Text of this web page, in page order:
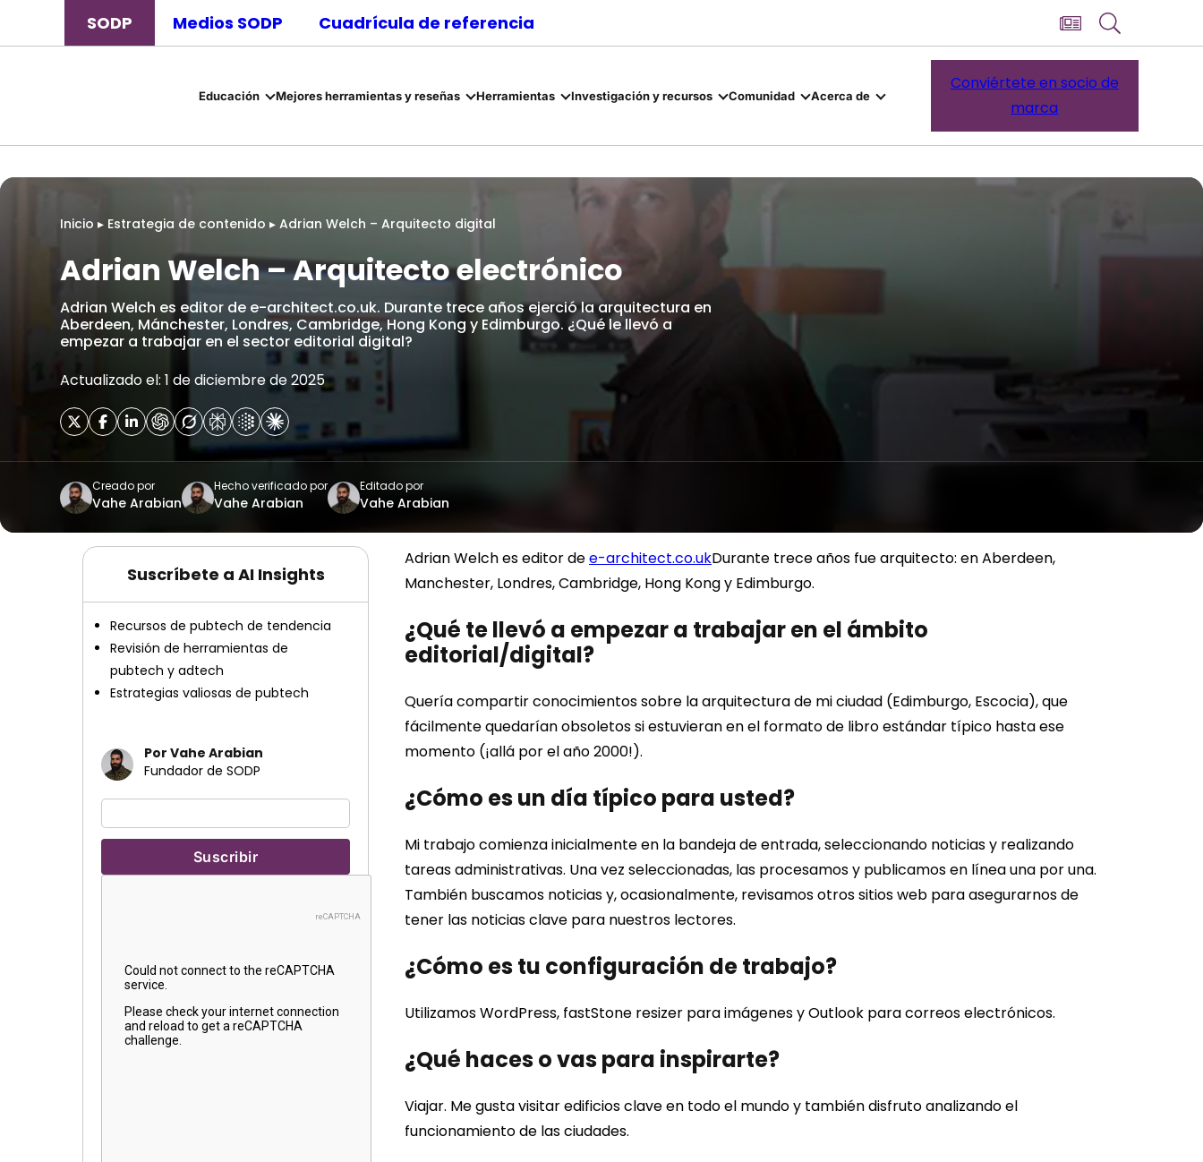
SODP Medios SODP Cuadrícula de referencia
Educación Mejores herramientas y reseñas Herramientas Investigación y recursos Comunidad Acerca de
Conviértete en socio de
marca
Inicio ▸ Estrategia de contenido ▸ Adrian Welch – Arquitecto digital
Adrian Welch – Arquitecto electrónico
Adrian Welch es editor de e-architect.co.uk. Durante trece años ejerció la arquitectura en
Aberdeen, Mánchester, Londres, Cambridge, Hong Kong y Edimburgo. ¿Qué le llevó a
empezar a trabajar en el sector editorial digital?
Actualizado el: 1 de diciembre de 2025
Creado por
Vahe Arabian
Hecho verificado por
Vahe Arabian
Editado por
Vahe Arabian
Suscríbete a AI Insights
Recursos de pubtech de tendencia
Revisión de herramientas de
pubtech y adtech
Estrategias valiosas de pubtech
Por Vahe Arabian
Fundador de SODP
Adrian Welch es editor dee-architect.co.ukDurante trece años fue arquitecto: en Aberdeen,
Manchester, Londres, Cambridge, Hong Kong y Edimburgo.
¿Qué te llevó a empezar a trabajar en el ámbito
editorial/digital?
Quería compartir conocimientos sobre la arquitectura de mi ciudad (Edimburgo, Escocia), que
fácilmente quedarían obsoletos si estuvieran en el formato de libro estándar típico hasta ese
momento (¡allá por el año 2000!).
¿Cómo es un día típico para usted?
Mi trabajo comienza inicialmente en la bandeja de entrada, seleccionando noticias y realizando
tareas administrativas. Una vez seleccionadas, las procesamos y publicamos en línea una por una.
También buscamos noticias y, ocasionalmente, revisamos otros sitios web para asegurarnos de
tener las noticias clave para nuestros lectores.
¿Cómo es tu configuración de trabajo?
Utilizamos WordPress, fastStone resizer para imágenes y Outlook para correos electrónicos.
¿Qué haces o vas para inspirarte?
Viajar. Me gusta visitar edificios clave en todo el mundo y también disfruto analizando el
funcionamiento de las ciudades.